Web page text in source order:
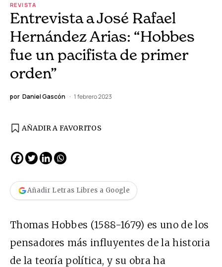
REVISTA
Entrevista a José Rafael
Hernández Arias: “Hobbes
fue un pacifista de primer
orden”
por Daniel Gascón 1 febrero 2023
AÑADIR A FAVORITOS
Añadir Letras Libres a Google
Thomas Hobbes (1588-1679) es uno de los
pensadores más influyentes de la historia
de la teoría política, y su obra ha